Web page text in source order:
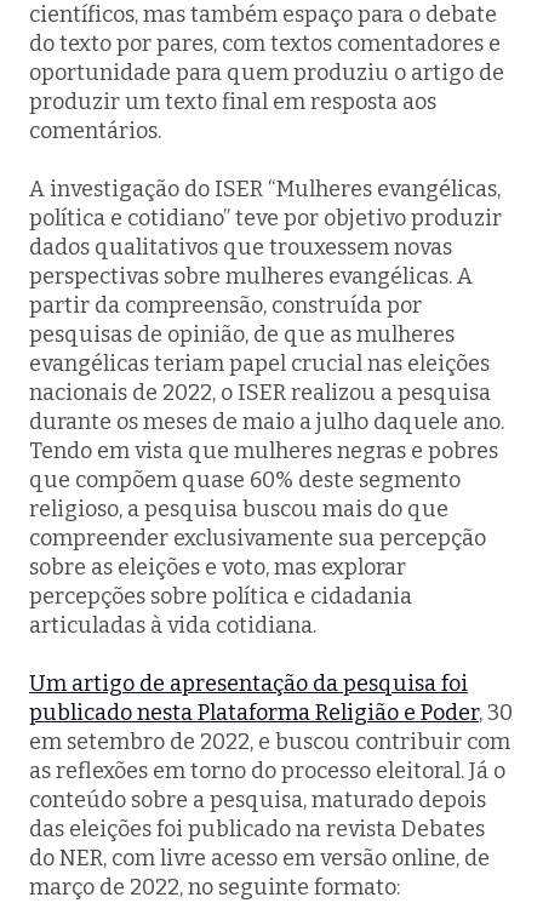
científicos, mas também espaço para o debate
do texto por pares, com textos comentadores e
oportunidade para quem produziu o artigo de
produzir um texto final em resposta aos
comentários.
A investigação do ISER “Mulheres evangélicas,
política e cotidiano” teve por objetivo produzir
dados qualitativos que trouxessem novas
perspectivas sobre mulheres evangélicas. A
partir da compreensão, construída por
pesquisas de opinião, de que as mulheres
evangélicas teriam papel crucial nas eleições
nacionais de 2022, o ISER realizou a pesquisa
durante os meses de maio a julho daquele ano.
Tendo em vista que mulheres negras e pobres
que compõem quase 60% deste segmento
religioso, a pesquisa buscou mais do que
compreender exclusivamente sua percepção
sobre as eleições e voto, mas explorar
percepções sobre política e cidadania
articuladas à vida cotidiana.
Um artigo de apresentação da pesquisa foi
publicado nesta Plataforma Religião e Poder, 30
em setembro de 2022, e buscou contribuir com
as reflexões em torno do processo eleitoral. Já o
conteúdo sobre a pesquisa, maturado depois
das eleições foi publicado na revistaDebates
do NER, com livre acesso em versão online, de
março de 2022, no seguinte formato: